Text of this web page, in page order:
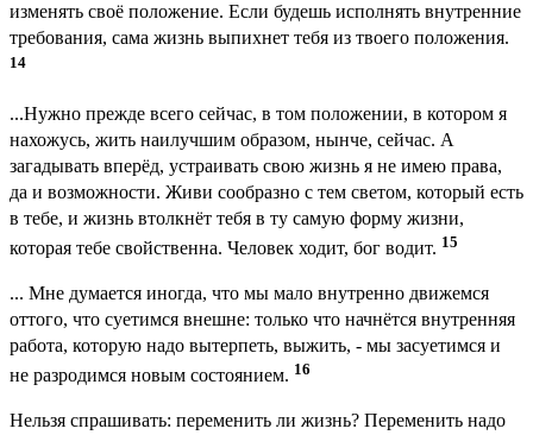
изменять своё положение. Если будешь исполнять внутренние
требования, сама жизнь выпихнет тебя из твоего положения.
14
...Нужно прежде всего сейчас, в том положении, в котором я
нахожусь, жить наилучшим образом, нынче, сейчас. А
загадывать вперёд, устраивать свою жизнь я не имею права,
да и возможности. Живи сообразно с тем светом, который есть
в тебе, и жизнь втолкнёт тебя в ту самую форму жизни,
которая тебе свойственна. Человек ходит, бог водит. 15
... Мне думается иногда, что мы мало внутренно движемся
оттого, что суетимся внешне: только что начнётся внутренняя
работа, которую надо вытерпеть, выжить, - мы засуетимся и
не разродимся новым состоянием. 16
Нельзя спрашивать: переменить ли жизнь? Переменить надо